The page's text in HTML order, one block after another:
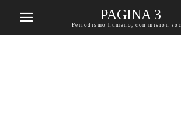
PAGINA 3
Periodismo humano, con mision